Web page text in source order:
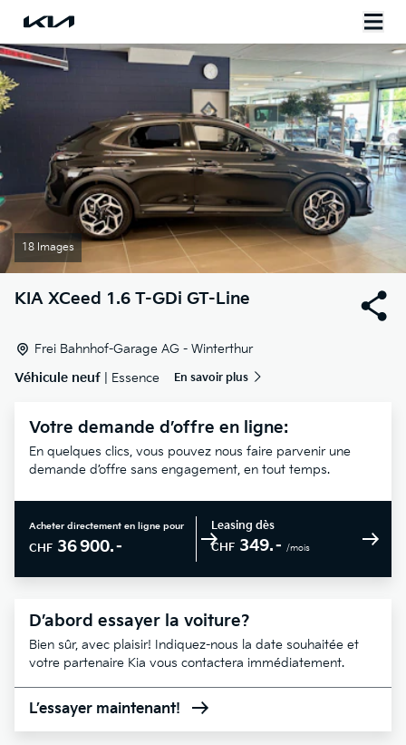
18 Images
KIA XCeed 1.6 T-GDi GT-Line
Frei Bahnhof-Garage AG - Winterthur
Véhicule neuf | Essence En savoir plus
Votre demande d’offre en ligne:
En quelques clics, vous pouvez nous faire parvenir une
demande d’offre sans engagement, en tout temps.
Acheter directement en ligne pour
CHF 36 900.–
Leasing dès
CHF 349.– /mois
D’abord essayer la voiture?
Bien sûr, avec plaisir! Indiquez-nous la date souhaitée et
votre partenaire Kia vous contactera immédiatement.
L’essayer maintenant!